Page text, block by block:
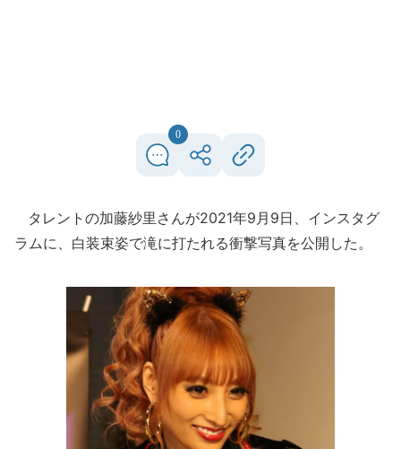
0
タレントの加藤紗里さんが2021年9月9日、インスタグ
ラムに、白装束姿で滝に打たれる衝撃写真を公開した。